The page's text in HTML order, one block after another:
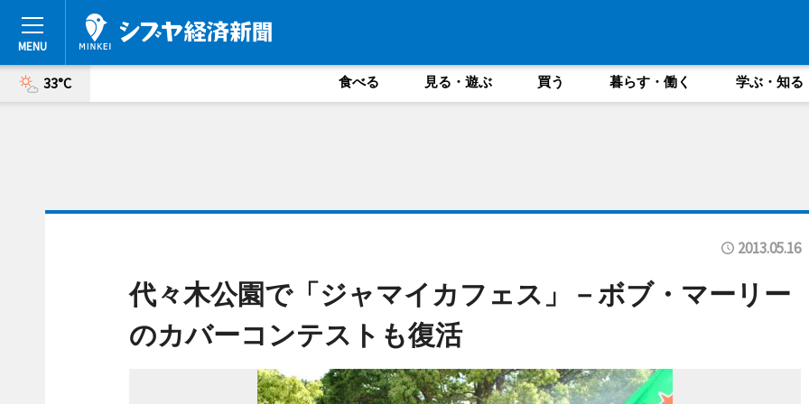
33°C 食べる 見る・遊ぶ 買う 暮らす・働く 学ぶ・知る
2013.05.16
代々木公園で「ジャマイカフェス」－ボブ・マーリー
のカバーコンテストも復活